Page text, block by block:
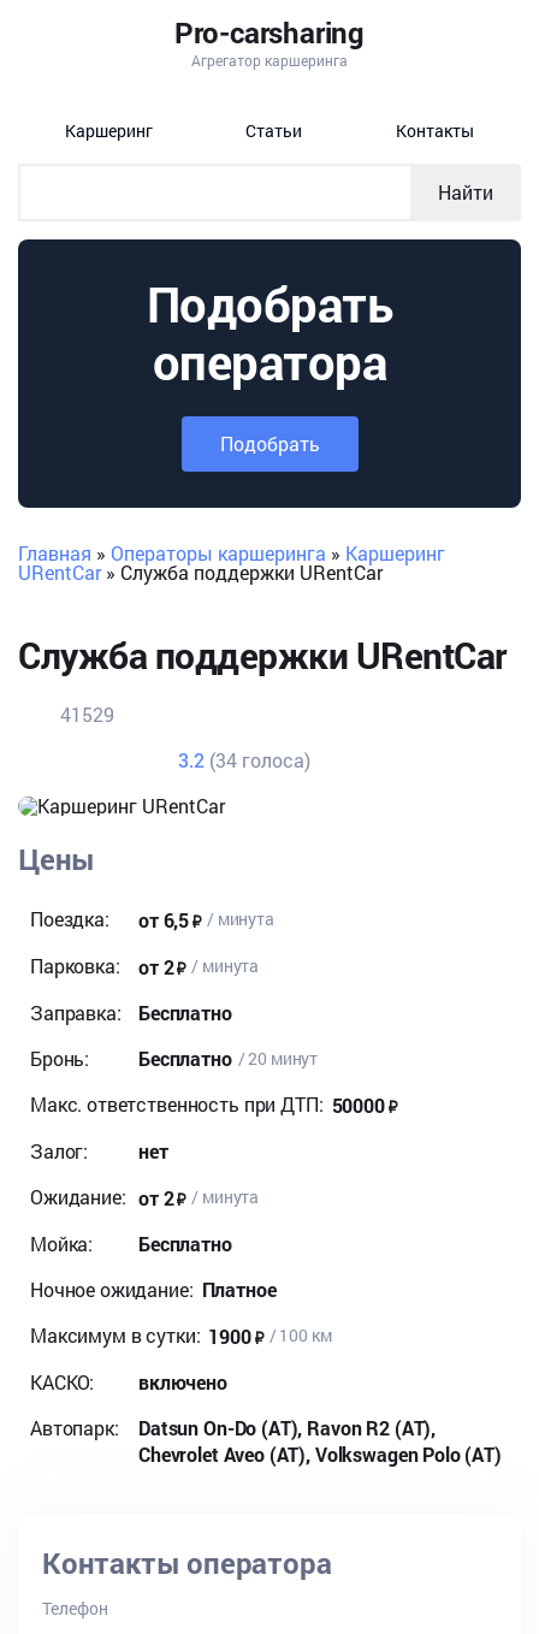
Pro-carsharing
Агрегатор каршеринга
Каршеринг Статьи Контакты
Найти
Подобрать
оператора
Подобрать
Главная » Операторы каршеринга » Каршеринг
URentCar» Служба поддержки URentCar
Служба поддержки URentCar
41529
3.2 (34 голоса)
Цены
Поездка: от 6,5 / минута
Парковка: от 2 / минута
Заправка:
Бесплатно
Бронь:
Бесплатно / 20 минут
Макс. ответственность при ДТП: 50000
Залог:
нет
Ожидание: от 2 / минута
Мойка:
Бесплатно
Ночное ожидание: Платное
Максимум в сутки: 1900 / 100 км
КАСКО:
включено
Автопарк:
Datsun On-Do (AT), Ravon R2 (AT),
Chevrolet Aveo (AT), Volkswagen Polo (AT)
Контакты оператора
Телефон